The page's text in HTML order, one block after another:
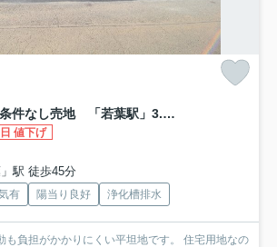
坂戸市横沼 建築条件なし売地 「若葉駅」3.6ｋｍ 敷地90坪 【三芳野小学区】
値下げ
駅 徒歩45分
有 陽当り良好 浄化槽排水
も負担がかかりにくい平坦地です。 住宅用地なの